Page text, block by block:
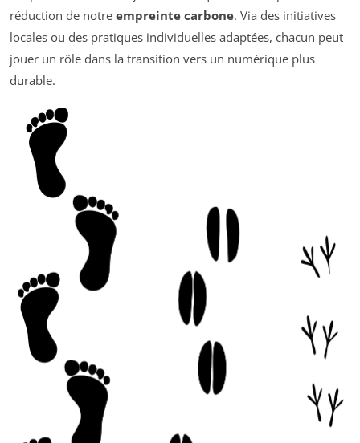
réduction de notre empreinte carbone. Via des initiatives
locales ou des pratiques individuelles adaptées, chacun peut
jouer un rôle dans la transition vers un numérique plus
durable.